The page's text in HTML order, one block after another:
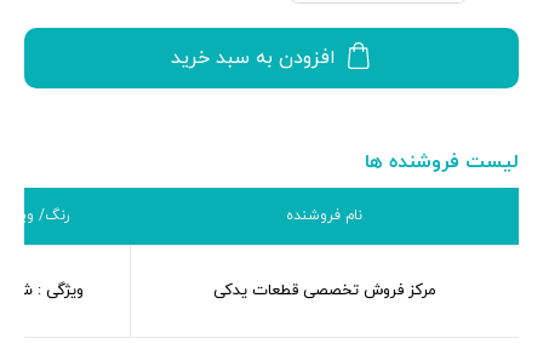
افزودن به سبد خرید
لیست فروشنده ها
نام فروشنده رنگ/ ویژگی
مرکز فروش تخصصی قطعات یدکی ویژگی :